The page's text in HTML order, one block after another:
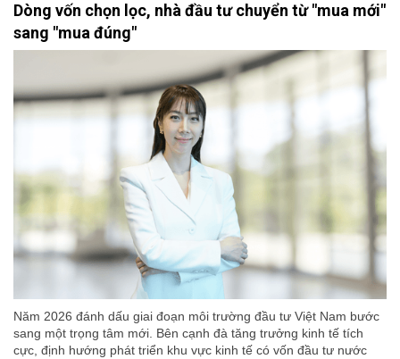
Dòng vốn chọn lọc, nhà đầu tư chuyển từ "mua mới"
sang "mua đúng"
Năm 2026 đánh dấu giai đoạn môi trường đầu tư Việt Nam bước
sang một trọng tâm mới. Bên cạnh đà tăng trưởng kinh tế tích
cực, định hướng phát triển khu vực kinh tế có vốn đầu tư nước